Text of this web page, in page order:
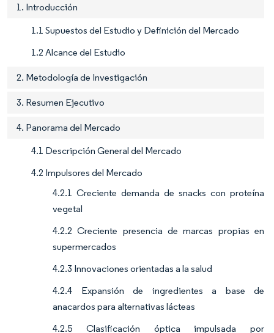
1. Introducción
1.1 Supuestos del Estudio y Definición del Mercado
1.2 Alcance del Estudio
2. Metodología de Investigación
3. Resumen Ejecutivo
4. Panorama del Mercado
4.1 Descripción General del Mercado
4.2 Impulsores del Mercado
4.2.1 Creciente demanda de snacks con proteína
vegetal
4.2.2 Creciente presencia de marcas propias en
supermercados
4.2.3 Innovaciones orientadas a la salud
4.2.4 Expansión de ingredientes a base de
anacardos para alternativas lácteas
4.2.5 Clasificación óptica impulsada por